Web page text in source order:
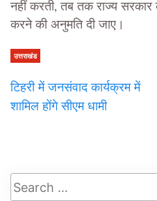
नहीं करती, तब तक राज्य सरकार
करने की अनुमति दी जाए।
उत्तराखंड
टिहरी में जनसंवाद कार्यक्रम में
शामिल होंगे सीएम धामी